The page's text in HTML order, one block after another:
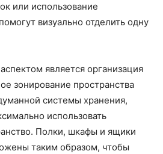
или использование
визуально отделить одну
является организация
зонирование пространства
системы хранения,
использовать
Полки, шкафы и ящики
таким образом, чтобы